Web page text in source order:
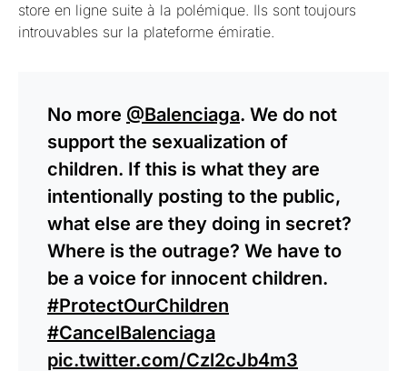
store en ligne suite à la polémique. Ils sont toujours
introuvables sur la plateforme émiratie.
No more @Balenciaga. We do not
support the sexualization of
children. If this is what they are
intentionally posting to the public,
what else are they doing in secret?
Where is the outrage? We have to
be a voice for innocent children.
#ProtectOurChildren
#CancelBalenciaga
pic.twitter.com/Czl2cJb4m3